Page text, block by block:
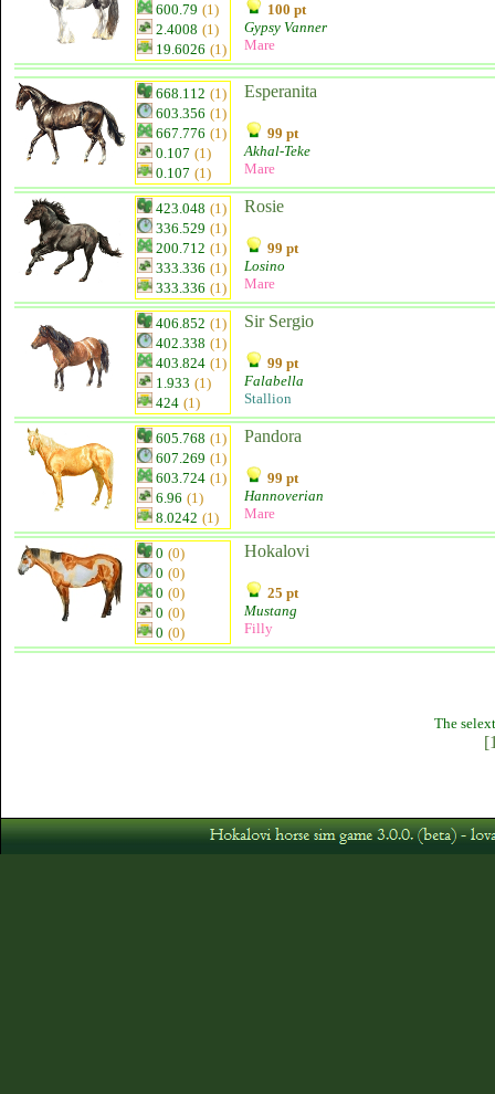
600.79 (1)
2.4008 (1)
19.6026 (1)
100 pt
Gypsy Vanner
Mare
668.112 (1)
603.356 (1)
667.776 (1)
0.107 (1)
0.107 (1)
Esperanita
99 pt
Akhal-Teke
Mare
423.048 (1)
336.529 (1)
200.712 (1)
333.336 (1)
333.336 (1)
Rosie
99 pt
Losino
Mare
406.852 (1)
402.338 (1)
403.824 (1)
1.933 (1)
424 (1)
Sir Sergio
99 pt
Falabella
Stallion
605.768 (1)
607.269 (1)
603.724 (1)
6.96 (1)
8.0242 (1)
Pandora
99 pt
Hannoverian
Mare
0 (0)
0 (0)
0 (0)
0 (0)
0 (0)
Hokalovi
25 pt
Mustang
Filly
The